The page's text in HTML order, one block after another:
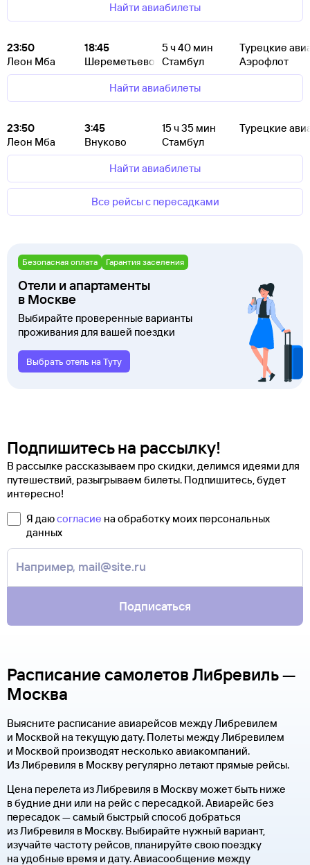
Найти авиабилеты
23:50
Леон Мба
18:45
Шереметьево
5ч 40 мин
Стамбул
Турецкие
Аэрофлот
Найти авиабилеты
23:50
Леон Мба
3:45
Внуково
15ч 35 мин
Стамбул
Турецкие
Найти авиабилеты
Все рейсы с пересадками
Безопасная оплата Гарантия заселения
Отели и апартаменты
в Москве
Выбирайте проверенные варианты
проживания для вашей поездки
Выбрать отель на Туту
Подпишитесь на рассылку!
В рассылке рассказываем про скидки, делимся идеями для
путешествий, разыгрываем билеты. Подпишитесь, будет
интересно!
Я даюсогласие на обработку моих персональных
данных
Подписаться
Расписание самолетов Либревиль —
Москва
Выясните расписание авиарейсов между Либревилем
и Москвой на текущую дату. Полеты между Либревилем
и Москвой производят несколько авиакомпаний.
Из Либревиля в Москву регулярно летают прямые рейсы.
Цена перелета из Либревиля в Москву может быть ниже
в будние дни или на рейс с пересадкой. Авиарейс без
пересадок — самый быстрый способ добраться
из Либревиля в Москву. Выбирайте нужный вариант,
изучайте частоту рейсов, планируйте свою поездку
на удобные время и дату. Авиасообщение между